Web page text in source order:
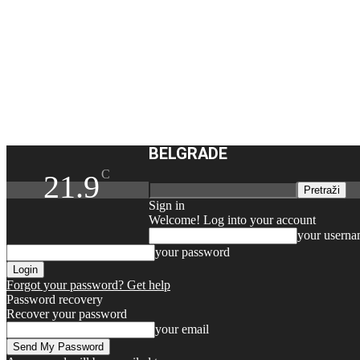
21.9C
BELGRADE
Sign in
Welcome! Log into your account
your
your password
Forgot your password? Get help
Password recovery
Recover your password
your email